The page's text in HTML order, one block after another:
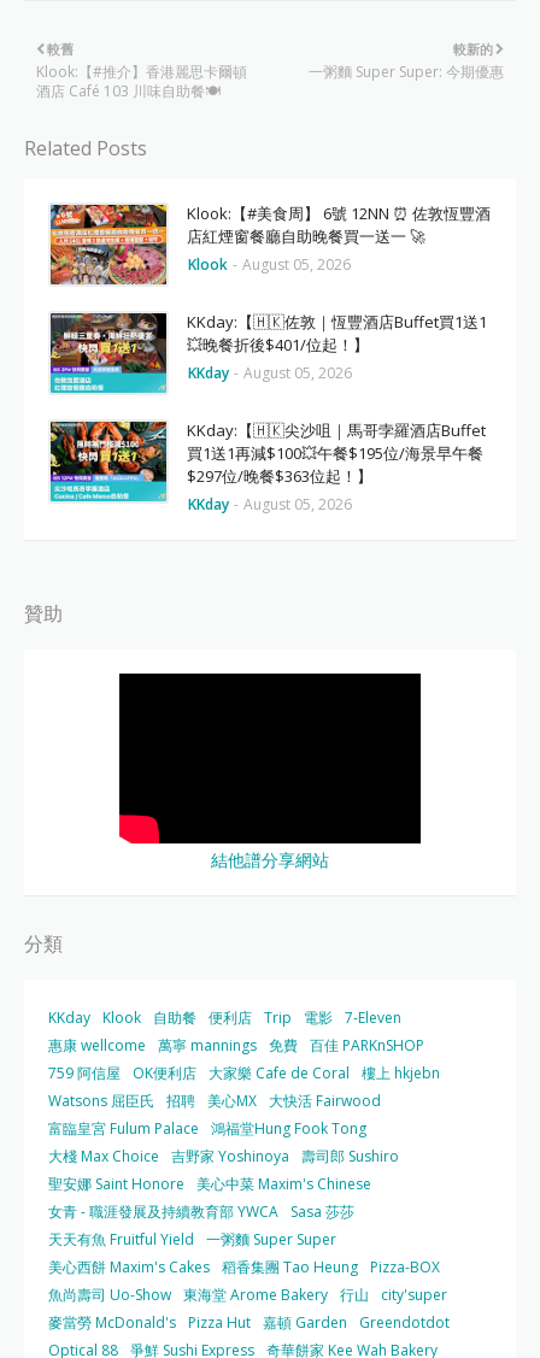
較新的
一粥麵 Super Super: 今期優惠
較舊
Klook:【#推介】香港麗思卡爾頓
酒店 Café 103 川味自助餐🍽️
Related Posts
Klook:【#美食周】 6號 12NN ⏰ 佐敦恆豐酒
店紅煙窗餐廳自助晚餐買一送一 🚀
Klook - August 05, 2026
KKday:【🇭🇰佐敦｜恆豐酒店Buffet買1送1
💥晚餐折後$401/位起！】
KKday - August 05, 2026
KKday:【🇭🇰尖沙咀｜馬哥孛羅酒店Buffet
買1送1再減$100💥午餐$195位/海景早午餐
$297位/晚餐$363位起！】
KKday - August 05, 2026
贊助
結他譜分享網站
分類
KKday Klook 自助餐 便利店 Trip 電影 7-Eleven
惠康 wellcome
萬寧 mannings 免費 百佳 PARKnSHOP
759 阿信屋
OK便利店 大家樂 Cafe de Coral
樓上 hkjebn
Watsons 屈臣氏
招聘 美心MX 大快活 Fairwood
富臨皇宮 Fulum Palace
鴻福堂Hung Fook Tong
大棧 Max Choice
吉野家 Yoshinoya
壽司郎 Sushiro
聖安娜 Saint Honore
美心中菜 Maxim's Chinese
女青 - 職涯發展及持續教育部 YWCA
Sasa 莎莎
天天有魚 Fruitful Yield
一粥麵 Super Super
美心西餅 Maxim's Cakes 稻香集團 Tao Heung Pizza-BOX
魚尚壽司 Uo-Show 東海堂 Arome Bakery 行山
city'super
麥當勞 McDonald's Pizza Hut 嘉頓 Garden
Greendotdot
Optical 88 爭鮮 Sushi Express 奇華餅家 Kee Wah Bakery